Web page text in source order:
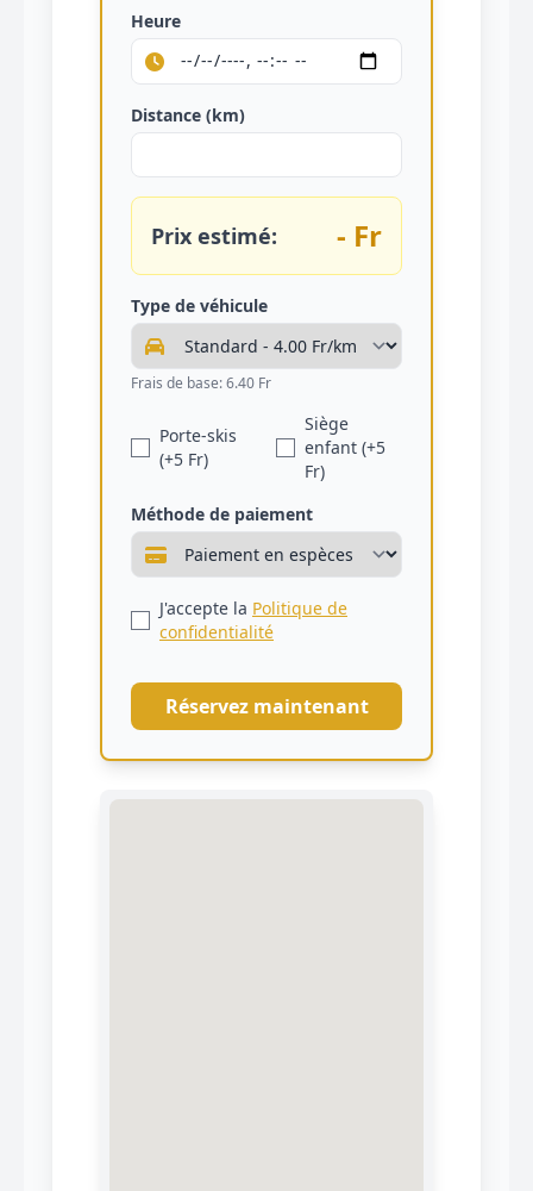
Heure
Distance (km)
Prix estimé: - Fr
Type de véhicule
Frais de base: 6.40 Fr
Porte-skis
(+5 Fr)
Siège
enfant (+5
Fr)
Méthode de paiement
J'accepte la Politique de
confidentialité
Réservez maintenant